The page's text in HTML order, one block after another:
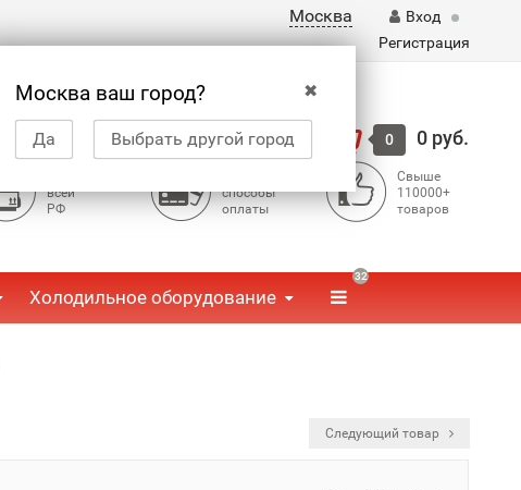
Москва
✖
Москва ваш город?
Да Выбрать другой город
Вход
Регистрация
Корзина 0 0 руб.
всей
РФ
способы
оплаты
Свыше
110000+
товаров
Холодильное оборудование
32
Следующий товар